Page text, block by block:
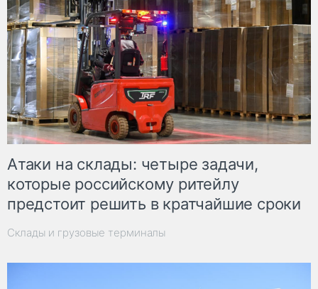
Атаки на склады: четыре задачи,
которые российскому ритейлу
предстоит решить в кратчайшие сроки
Склады и грузовые терминалы